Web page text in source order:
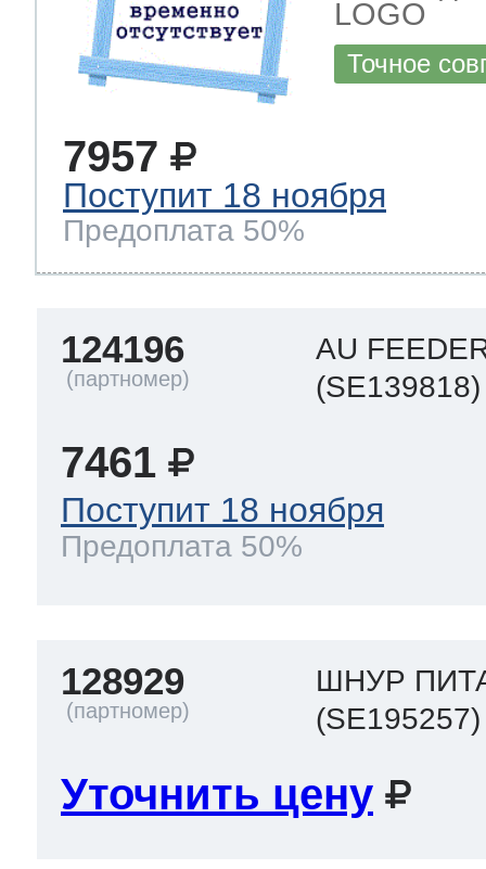
LOGO
Точное
7957
Поступит 18 ноября
Предоплата 50%
124196
AU
(SE139818)
7461
Поступит 18 ноября
Предоплата 50%
128929
ШНУР
(SE195257)
Уточнить цену